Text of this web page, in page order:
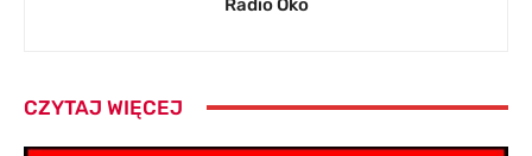
Radio Oko
CZYTAJ WIĘCEJ